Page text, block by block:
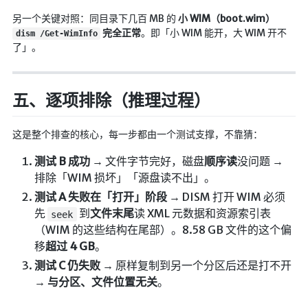
另一个关键对照：同目录下几百 MB 的 小 WIM（boot.wim）
dism /Get-WimInfo 完全正常。即「小 WIM 能开，大 WIM 开不
了」。
五、逐项排除（推理过程）
这是整个排查的核心，每一步都由一个测试支撑，不靠猜：
测试 B 成功→ 文件字节完好，磁盘顺序读没问题 →
排除「WIM 损坏」「源盘读不出」。
测试 A 失败在「打开」阶段→ DISM 打开 WIM 必须
先 seek 到 文件末尾读 XML 元数据和资源索引表
（WIM 的这些结构在尾部）。8.58 GB 文件的这个偏
移超过 4 GB。
测试 C 仍失败→ 原样复制到另一个分区后还是打不开
→ 与分区、文件位置无关。
主站网页探针
高阶工具
百度网盘解析
百度解析_备用
文字重排
id查手机号
注册接码
临时邮箱
临时Gmail